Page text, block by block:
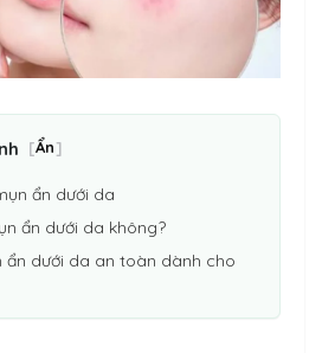
[Ẩn]
ẩn dưới da
ẩn dưới da không?
ẩn dưới da an toàn dành cho